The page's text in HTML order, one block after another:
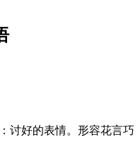
讨好的表情。形容花言巧